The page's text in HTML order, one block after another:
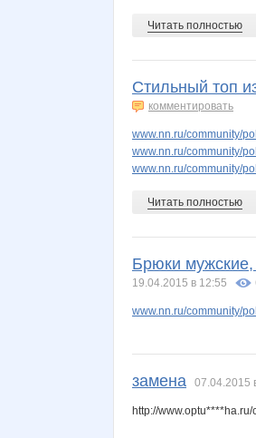
Читать полностью
Стильный топ
комментировать
www.nn.ru/community/
www.nn.ru/community/
www.nn.ru/community/
Читать полностью
Брюки
19.04.2015 в 12:55
www.nn.ru/community/
замена 07.04.2015
http://